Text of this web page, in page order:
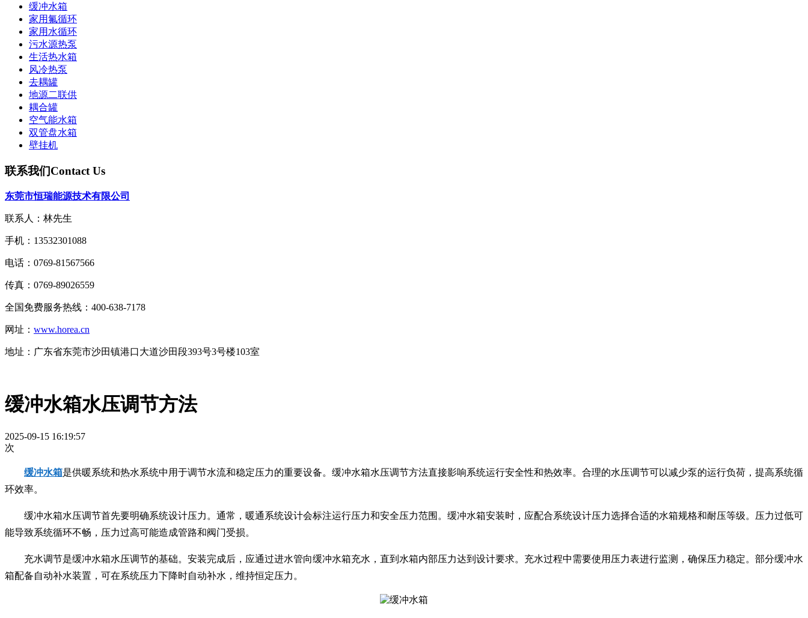
缓冲水箱
家用氟循环
家用水循环
污水源热泵
生活热水箱
风冷热泵
去耦罐
地源二联供
耦合罐
空气能水箱
双管盘水箱
壁挂机
联系我们Contact Us
东莞市恒瑞能源技术有限公司
联系人：林先生
手机：13532301088
电话：0769-81567566
传真：0769-89026559
全国免费服务热线：400-638-7178
网址： www.horea.cn
地址： 广东省东莞市沙田镇港口大道沙田段393号3号楼103室
缓冲水箱水压调节方法
2025-09-15 16:19:57
次
缓冲水箱是供暖系统和热水系统中用于调节水流和稳定压力的重要设备。缓冲水箱水压调节方法直接影响系统运行安全性和热效率。合理的水压调节可以减少泵的运行负荷，提高系统循
环效率。
缓冲水箱水压调节首先要明确系统设计压力。通常，暖通系统设计会标注运行压力和安全压力范围。缓冲水箱安装时，应配合系统设计压力选择合适的水箱规格和耐压等级。压力过低可
能导致系统循环不畅，压力过高可能造成管路和阀门受损。
充水调节是缓冲水箱水压调节的基础。安装完成后，应通过进水管向缓冲水箱充水，直到水箱内部压力达到设计要求。充水过程中需要使用压力表进行监测，确保压力稳定。部分缓冲水
箱配备自动补水装置，可在系统压力下降时自动补水，维持恒定压力。